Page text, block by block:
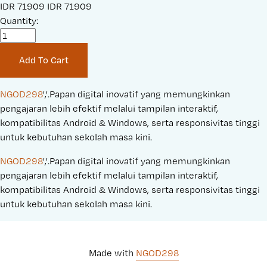
S
a
r
i
c
e
:
IDR 71909 O
i
n
a
P
r
c
e
:
IDR 71909
Quantity:
Add To Cart
NGOD298','.Papan digital inovatif yang memungkinkan
pengajaran lebih efektif melalui tampilan interaktif,
kompatibilitas Android & Windows, serta responsivitas tinggi
untuk kebutuhan sekolah masa kini.
NGOD298','.Papan digital inovatif yang memungkinkan
pengajaran lebih efektif melalui tampilan interaktif,
kompatibilitas Android & Windows, serta responsivitas tinggi
untuk kebutuhan sekolah masa kini.
Made with NGOD298